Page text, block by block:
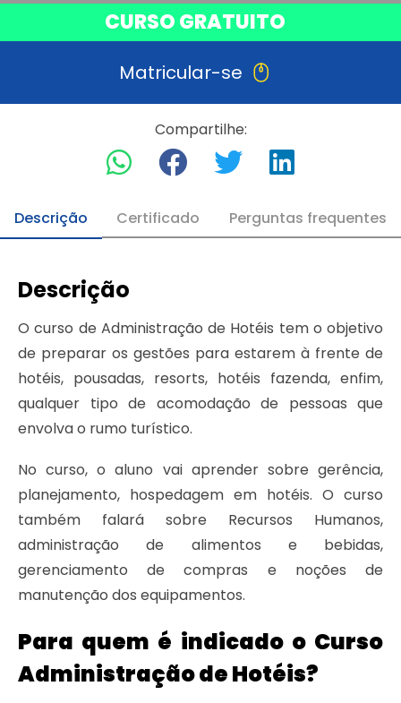
CURSO GRATUITO
Matricular-se
Compartilhe:
Descrição Certificado Perguntas frequentes
Descrição
O curso de Administração de Hotéis tem o objetivo
de preparar os gestões para estarem à frente de
hotéis, pousadas, resorts, hotéis fazenda, enfim,
qualquer tipo de acomodação de pessoas que
envolva o rumo turístico.
No curso, o aluno vai aprender sobre gerência,
planejamento, hospedagem em hotéis. O curso
também falará sobre Recursos Humanos,
administração de alimentos e bebidas,
gerenciamento de compras e noções de
manutenção dos equipamentos.
Para quem é indicado o Curso
Administração de Hotéis?